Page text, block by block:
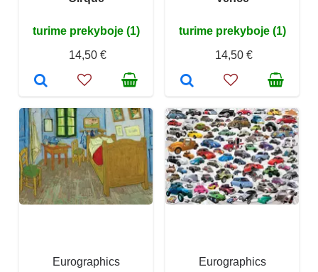
turime prekyboje (1)
14,50 €
turime prekyboje (1)
14,50 €
Eurographics
Eurographics